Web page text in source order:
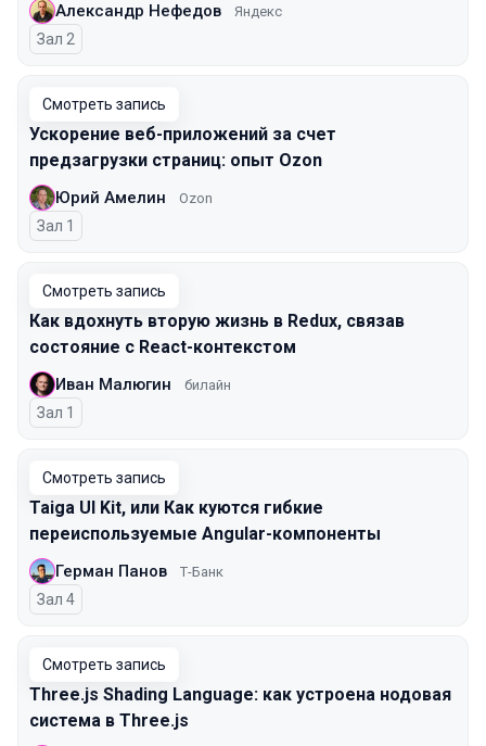
Александр Нефедов Яндекс
Зал 2
Смотреть запись
Ускорение веб-приложений за счет
предзагрузки страниц: опыт Ozon
Юрий Амелин Ozon
Зал 1
Смотреть запись
Как вдохнуть вторую жизнь в Redux, связав
состояние с React-контекстом
Иван Малюгин билайн
Зал 1
Смотреть запись
Taiga UI Kit, или Как куются гибкие
переиспользуемые Angular-компоненты
Герман Панов Т-Банк
Зал 4
Смотреть запись
Three.js Shading Language: как устроена нодовая
система в Three.js